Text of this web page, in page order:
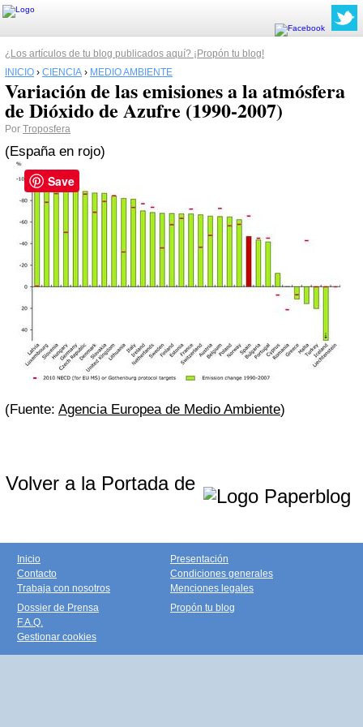
¿Los artículos de tu blog publicados aquí? ¡Propón tu blog!
INICIO › CIENCIA › MEDIO AMBIENTE
Variación de las emisiones a la atmósfera
de Dióxido de Azufre (1990-2007)
Por Troposfera
(España en rojo)
(Fuente: Agencia Europea de Medio Ambiente)
Volver a la Portada de
Inicio
Contacto
Trabaja con nosotros
Presentación
Condiciones generales
Menciones legales
Dossier de Prensa
F.A.Q.
Gestionar cookies
Propón tu blog
Save